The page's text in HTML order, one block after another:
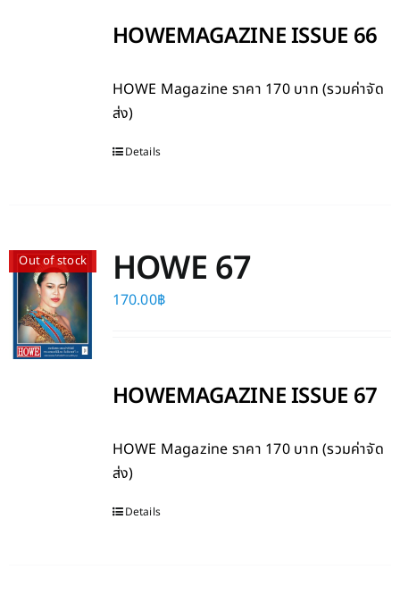
HOWEMAGAZINE ISSUE 66
HOWE Magazine ราคา 170 บาท (รวมค่าจัด
ส่ง)
Details
Out of stock HOWE 67
170.00฿
HOWEMAGAZINE ISSUE 67
HOWE Magazine ราคา 170 บาท (รวมค่าจัด
ส่ง)
Details